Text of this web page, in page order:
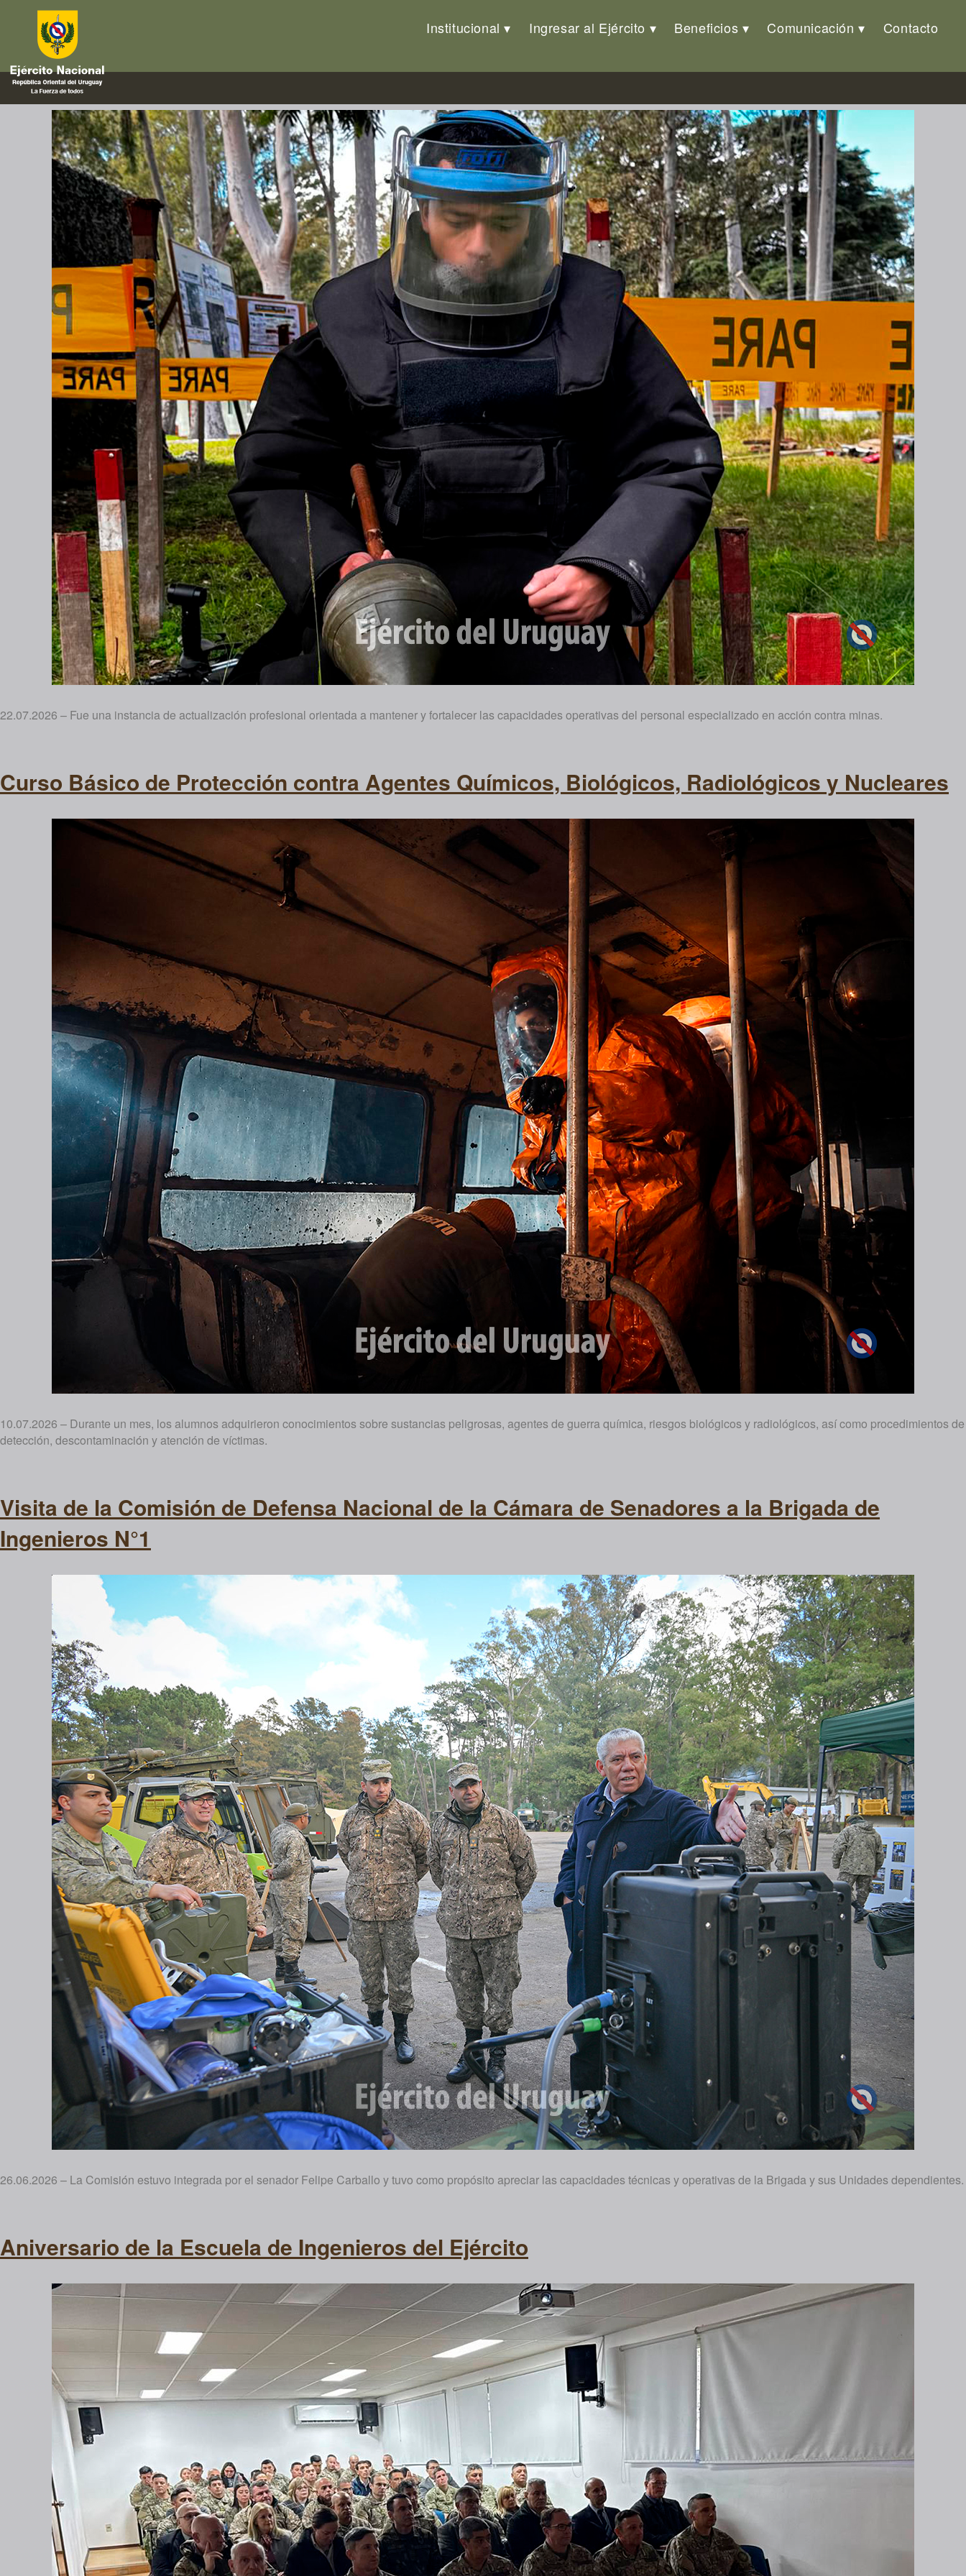
Institucional Ingresar al Ejército Beneficios Comunicación Contacto
ingenieros
La Escuela de Ingenieros del Ejército fortaleció capacidades en Desminado Humanitario
22.07.2026 – Fue una instancia de actualización profesional orientada a mantener y fortalecer las capacidades operativas del personal especializado en acción contra minas.
Curso Básico de Protección contra Agentes Químicos, Biológicos, Radiológicos y Nucleares
10.07.2026 – Durante un mes, los alumnos adquirieron conocimientos sobre sustancias peligrosas, agentes de guerra química, riesgos biológicos y radiológicos, así como procedimientos de
detección, descontaminación y atención de víctimas.
Visita de la Comisión de Defensa Nacional de la Cámara de Senadores a la Brigada de
Ingenieros N°1
26.06.2026 – La Comisión estuvo integrada por el senador Felipe Carballo y tuvo como propósito apreciar las capacidades técnicas y operativas de la Brigada y sus Unidades dependientes.
Aniversario de la Escuela de Ingenieros del Ejército